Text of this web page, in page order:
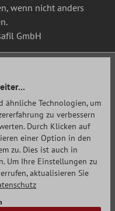
wenn nicht anders
GmbH
ähnliche Technologien, um
zu verbessern
Durch Klicken auf
einer Option in den
zu. Dies ist auch in
Um Ihre Einstellungen zu
aktualisieren Sie